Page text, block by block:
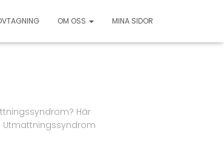
OM OSS MINA SIDOR
Här